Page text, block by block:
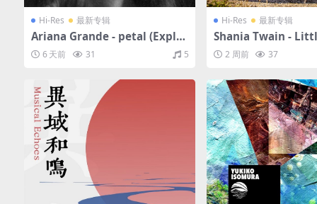
Hi-Res 最新专辑
Ariana Grande - petal (Explic
it)（2026/FLAC/分轨/450M）
(24bit/48kHz)
6 天前 31 5
Hi-Res 最新专辑
Shania Twain -
ain（2026/FLAC/分
(24bit/48kHz)
2 周前 37